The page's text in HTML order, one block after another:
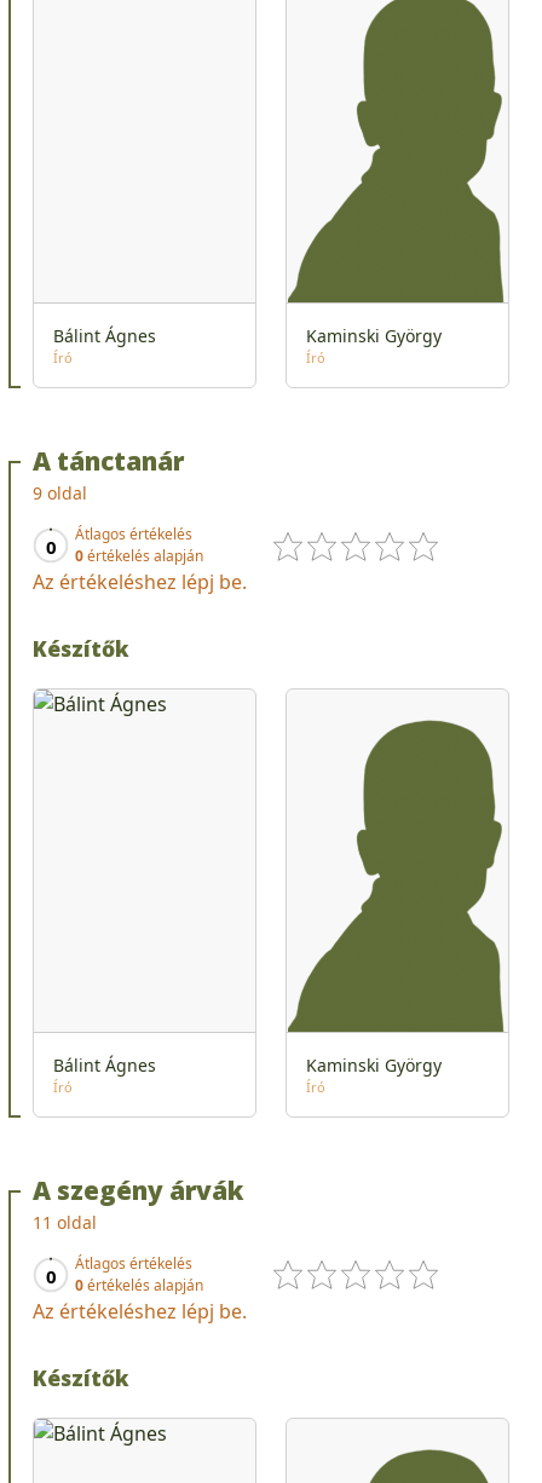
Bálint Ágnes
Író
Kaminski György
Író
A tánctanár
9 oldal
0
Átlagos értékelés
0értékelés alapján
Az értékeléshez lépj be.
Készítők
Bálint Ágnes
Író
Kaminski György
Író
A szegény árvák
11 oldal
0
Átlagos értékelés
0értékelés alapján
Az értékeléshez lépj be.
Készítők